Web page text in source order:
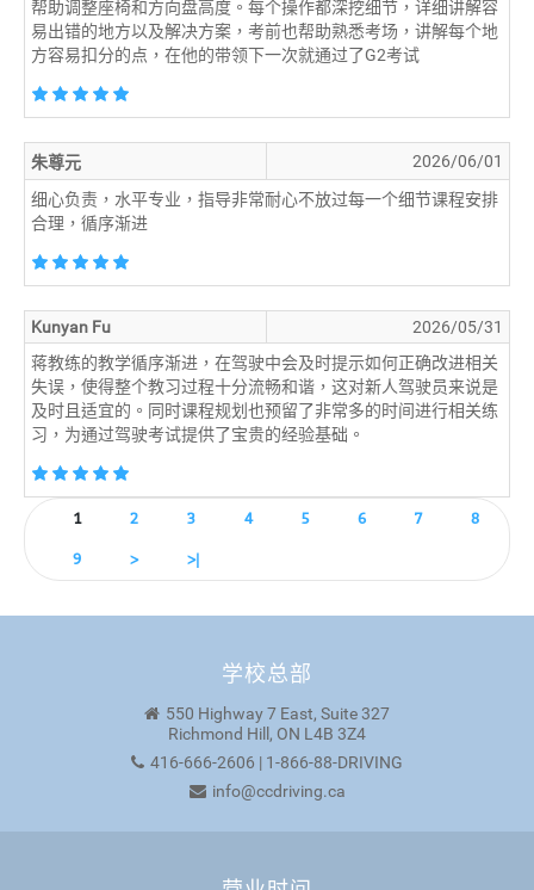
帮助调整座椅和方向盘高度。每个操作都深挖细节，详细讲解容
易出错的地方以及解决方案，考前也帮助熟悉考场，讲解每个地
方容易扣分的点，在他的带领下一次就通过了G2考试
朱尊元
2026/06/01
细心负责，水平专业，指导非常耐心不放过每一个细节课程安排
合理，循序渐进
Kunyan Fu
2026/05/31
蒋教练的教学循序渐进，在驾驶中会及时提示如何正确改进相关
失误，使得整个教习过程十分流畅和谐，这对新人驾驶员来说是
及时且适宜的。同时课程规划也预留了非常多的时间进行相关练
习，为通过驾驶考试提供了宝贵的经验基础。
1 2 3 4 5 6 7 8
9 > >|
学校总部
550 Highway 7 East, Suite 327
Richmond Hill, ON L4B 3Z4
416-666-2606 | 1-866-88-DRIVING
info@ccdriving.ca